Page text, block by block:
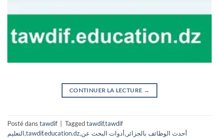
CONTINUER LA LECTURE →
Posté dans tawdif Taggedtawdif,tawdif
التعليم,tawdif.education.dz, أحدث الوظائف بالجزائر ,أدوات البحث عن